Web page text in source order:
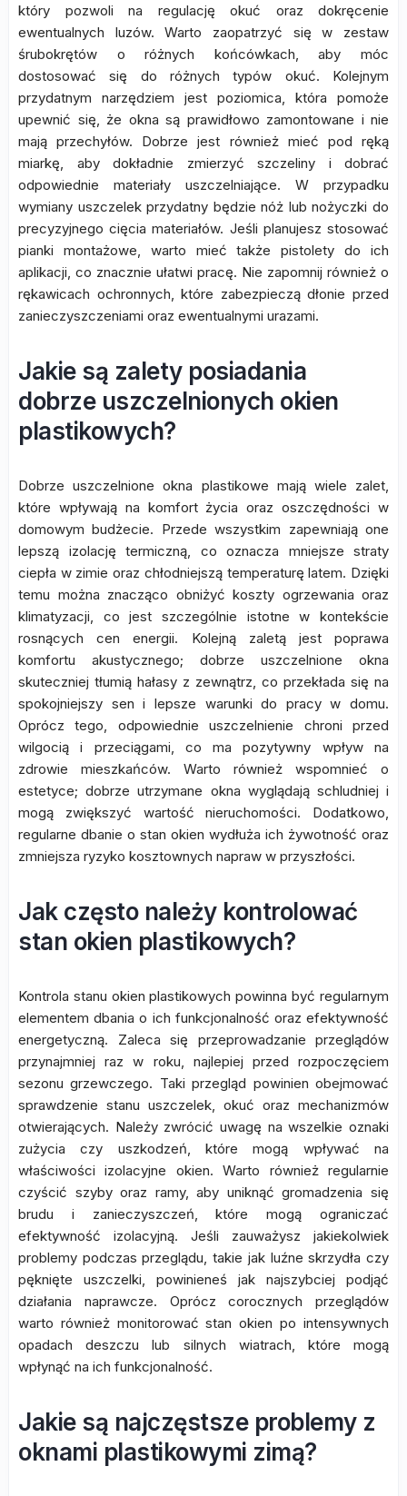
który pozwoli na regulację okuć oraz dokręcenie
ewentualnych luzów. Warto zaopatrzyć się w zestaw
śrubokrętów o różnych końcówkach, aby móc
dostosować się do różnych typów okuć. Kolejnym
przydatnym narzędziem jest poziomica, która pomoże
upewnić się, że okna są prawidłowo zamontowane i nie
mają przechyłów. Dobrze jest również mieć pod ręką
miarkę, aby dokładnie zmierzyć szczeliny i dobrać
odpowiednie materiały uszczelniające. W przypadku
wymiany uszczelek przydatny będzie nóż lub nożyczki do
precyzyjnego cięcia materiałów. Jeśli planujesz stosować
pianki montażowe, warto mieć także pistolety do ich
aplikacji, co znacznie ułatwi pracę. Nie zapomnij również o
rękawicach ochronnych, które zabezpieczą dłonie przed
zanieczyszczeniami oraz ewentualnymi urazami.
Jakie są zalety posiadania
dobrze uszczelnionych okien
plastikowych?
Dobrze uszczelnione okna plastikowe mają wiele zalet,
które wpływają na komfort życia oraz oszczędności w
domowym budżecie. Przede wszystkim zapewniają one
lepszą izolację termiczną, co oznacza mniejsze straty
ciepła w zimie oraz chłodniejszą temperaturę latem. Dzięki
temu można znacząco obniżyć koszty ogrzewania oraz
klimatyzacji, co jest szczególnie istotne w kontekście
rosnących cen energii. Kolejną zaletą jest poprawa
komfortu akustycznego; dobrze uszczelnione okna
skuteczniej tłumią hałasy z zewnątrz, co przekłada się na
spokojniejszy sen i lepsze warunki do pracy w domu.
Oprócz tego, odpowiednie uszczelnienie chroni przed
wilgocią i przeciągami, co ma pozytywny wpływ na
zdrowie mieszkańców. Warto również wspomnieć o
estetyce; dobrze utrzymane okna wyglądają schludniej i
mogą zwiększyć wartość nieruchomości. Dodatkowo,
regularne dbanie o stan okien wydłuża ich żywotność oraz
zmniejsza ryzyko kosztownych napraw w przyszłości.
Jak często należy kontrolować
stan okien plastikowych?
Kontrola stanu okien plastikowych powinna być regularnym
elementem dbania o ich funkcjonalność oraz efektywność
energetyczną. Zaleca się przeprowadzanie przeglądów
przynajmniej raz w roku, najlepiej przed rozpoczęciem
sezonu grzewczego. Taki przegląd powinien obejmować
sprawdzenie stanu uszczelek, okuć oraz mechanizmów
otwierających. Należy zwrócić uwagę na wszelkie oznaki
zużycia czy uszkodzeń, które mogą wpływać na
właściwości izolacyjne okien. Warto również regularnie
czyścić szyby oraz ramy, aby uniknąć gromadzenia się
brudu i zanieczyszczeń, które mogą ograniczać
efektywność izolacyjną. Jeśli zauważysz jakiekolwiek
problemy podczas przeglądu, takie jak luźne skrzydła czy
pęknięte uszczelki, powinieneś jak najszybciej podjąć
działania naprawcze. Oprócz corocznych przeglądów
warto również monitorować stan okien po intensywnych
opadach deszczu lub silnych wiatrach, które mogą
wpłynąć na ich funkcjonalność.
Jakie są najczęstsze problemy z
oknami plastikowymi zimą?